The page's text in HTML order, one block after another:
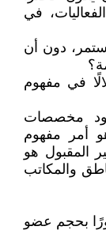
في
دون أن
في مفهوم
مخصصات
أمر مفهوم
المقبول هو
والمكاتب
بحجم عضو